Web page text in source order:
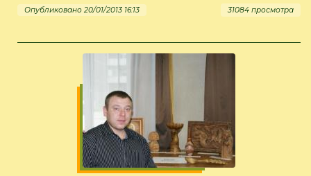
Опубликовано 20/01/2013 16:13 31084 просмотра